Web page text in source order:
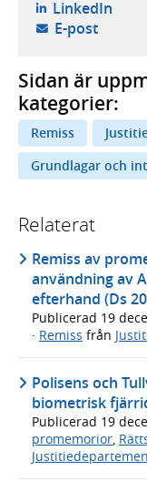
LinkedIn-
E-post-
Sidan är
kategorier:
Remiss
Grundlagar och
Relaterat
Remiss av
användning av
efterhand (Ds
Publicerad 19
· Remiss från
Polisens och
biometrisk
Publicerad 19
promemorior